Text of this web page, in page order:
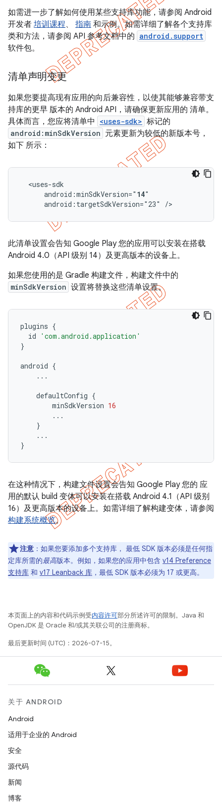
如需进一步了解如何使用某些支持库功能，请参阅 Android
开发者 培训课程、 指南 和示例。如需详细了解各个支持库
类和方法，请参阅 API 参考文档中的 android.support
软件包。
清单声明变更
如果您要提高现有应用的向后兼容性，以使其能够兼容带支
持库的更早 版本的 Android API，请确保更新应用的 清单。
具体而言，您应将清单中
<uses-sdk> 标记的
android:minSdkVersion 元素更新为较低的新版本号，
如下 所示：
android:minSdkVersion=" 14
android:targetSdkVersion="23"
/>
此清单设置会告知 Google Play 您的应用可以安装在搭载
Android 4.0（API 级别 14）及更高版本的设备上。
如果您使用的是 Gradle 构建文件，构建文件中的
minSdkVersion 设置将替换这些清单设置。
plugins {
id
'com.android.application'
}
android {
...
defaultConfig {
minSdkVersion 16
...
}
...
}
在这种情况下，构建文件设置会告知 Google Play 您的 应
用的默认 build 变体可以安装在搭载 Android 4.1（API 级别
16）及更高版本的设备上。如需详细了解构建变体，请参阅
构建系统概览。
注意 ：如果您要添加多个支持库， 最低 SDK 版本必须是任何指
定库所需的最高版本。例如，如果您的应用中包含 v14 Preference
支持库 和 v17 Leanback 库 ，最低 SDK 版本必须为 17 或更高。
本页面上的内容和代码示例受内容许可部分所述许可的限制。Java 和
OpenJDK 是 Oracle 和/或其关联公司的注册商标。
最后更新时间 (UTC)：2026-07-15。
关于 ANDROID
Android
适用于企业的 Android
安全
源代码
新闻
博客